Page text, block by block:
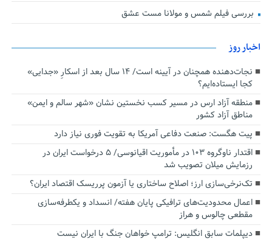
بررسی فیلم شمس و مولانا مست عشق
اخبار روز
نجات‌دهنده‌ همچنان در آیینه است/ ۱۴ سال بعد از اسکارِ «جدایی»
کجا ایستاده‌ایم؟
منطقه آزاد ارس در مسیر کسب نخستین نشان «شهر سالم و ایمن»
مناطق آزاد کشور
پیت هگست: صنعت دفاعی آمریکا به تقویت فوری نیاز دارد
اقتدار ناوگروه ۱۰۳ در مأموریت‌ اقیانوسی/ ۵ درخواست ایران در
رزمایش میلان تصویب شد
تک‌نرخی‌سازی ارز؛ اصلاح ساختاری یا آزمون پرریسک اقتصاد ایران؟
اعمال محدودیت‌های ترافیکی پایان هفته/ انسداد و یکطرفه‌سازی
مقطعی چالوس و هراز
دیپلمات سابق انگلیس:‌ ترامپ خواهان جنگ با ایران نیست